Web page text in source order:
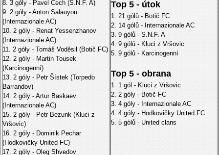
8. 3 góly - Pavel Čech (S.N.F. A)
9. 2 góly - Anton Salauyou
(Internazionale AC)
10. 2 góly - Renat Yessenzhanov
(Internazionale AC)
11. 2 góly - Tomáš Voděsil (Botič FC)
12. 2 góly - Martin Tousek
(Karcinogenní)
13. 2 góly - Petr Šístek (Torpedo
Barrandov)
14. 2 góly - Artur Baskaev
(Internazionale AC)
15. 2 góly - Petr Bezunk (Kluci z
Vršovic)
16. 2 góly - Dominik Pechar
(Hodkovičky United FC)
17. 2 góly - Oleg Shvedov
Top 5 - útok
1. 21 gólů - Botič FC
2. 14 gólů - Internazionale AC
3. 9 gólů - S.N.F. A
4. 9 gólů - Kluci z Vršovic
5. 9 gólů - Karcinogenní
Top 5 - obrana
1. 1 gól - Kluci z Vršovic
2. 2 góly - Botič FC
3. 4 góly - Internazionale AC
4. 4 góly - Hodkovičky United FC
5. 5 gólů - United clans